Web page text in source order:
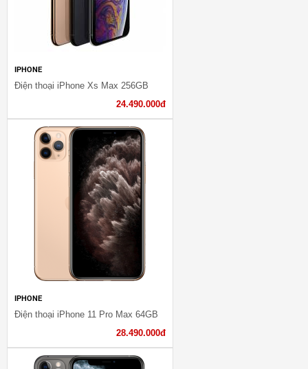
IPHONE
Điện thoại iPhone Xs Max 256GB
24.490.000đ
IPHONE
Điện thoại iPhone 11 Pro Max 64GB
28.490.000đ